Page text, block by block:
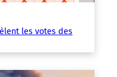
les votes des